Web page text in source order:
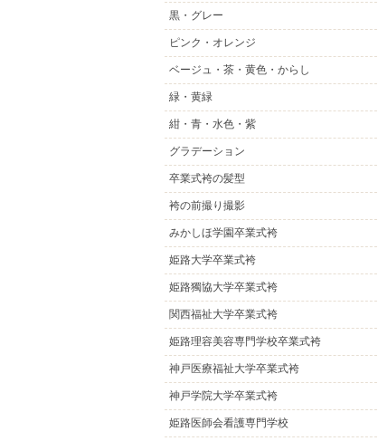
黒・グレー
ピンク・オレンジ
ベージュ・茶・黄色・からし
緑・黄緑
紺・青・水色・紫
グラデーション
卒業式袴の髪型
袴の前撮り撮影
みかしほ学園卒業式袴
姫路大学卒業式袴
姫路獨協大学卒業式袴
関西福祉大学卒業式袴
姫路理容美容専門学校卒業式袴
神戸医療福祉大学卒業式袴
神戸学院大学卒業式袴
姫路医師会看護専門学校